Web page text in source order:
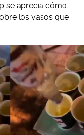
se aprecia cómo
los vasos que